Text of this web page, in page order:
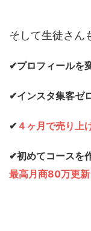
そして生徒さん
✔︎プロフィールを
✔︎インスタ集客ゼ
✔︎ ４ヶ月で売り上
✔︎初めてコースを
最高月商80万更新